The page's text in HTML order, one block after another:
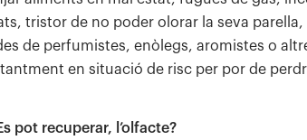
tristor de no poder olorar la seva
de perfumistes, enòlegs, aromistes o
en situació de risc per por de
pot recuperar, l’olfacte?